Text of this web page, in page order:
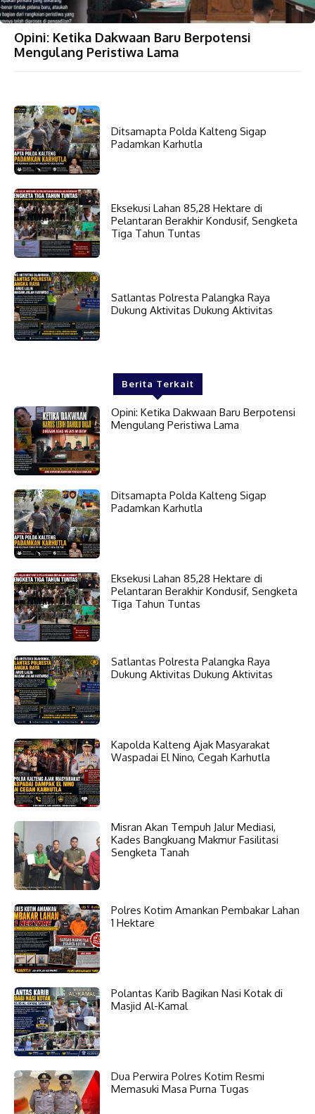
Opini: Ketika Dakwaan Baru Berpotensi
Mengulang Peristiwa Lama
Ditsamapta Polda Kalteng Sigap
Padamkan Karhutla
Eksekusi Lahan 85,28 Hektare di
Pelantaran Berakhir Kondusif, Sengketa
Tiga Tahun Tuntas
Satlantas Polresta Palangka Raya
Dukung Aktivitas Dukung Aktivitas
Berita Terkait
Opini: Ketika Dakwaan Baru Berpotensi
Mengulang Peristiwa Lama
Ditsamapta Polda Kalteng Sigap
Padamkan Karhutla
Eksekusi Lahan 85,28 Hektare di
Pelantaran Berakhir Kondusif, Sengketa
Tiga Tahun Tuntas
Satlantas Polresta Palangka Raya
Dukung Aktivitas Dukung Aktivitas
Kapolda Kalteng Ajak Masyarakat
Waspadai El Nino, Cegah Karhutla
Misran Akan Tempuh Jalur Mediasi,
Kades Bangkuang Makmur Fasilitasi
Sengketa Tanah
Polres Kotim Amankan Pembakar Lahan
1 Hektare
Polantas Karib Bagikan Nasi Kotak di
Masjid Al-Kamal
Dua Perwira Polres Kotim Resmi
Memasuki Masa Purna Tugas